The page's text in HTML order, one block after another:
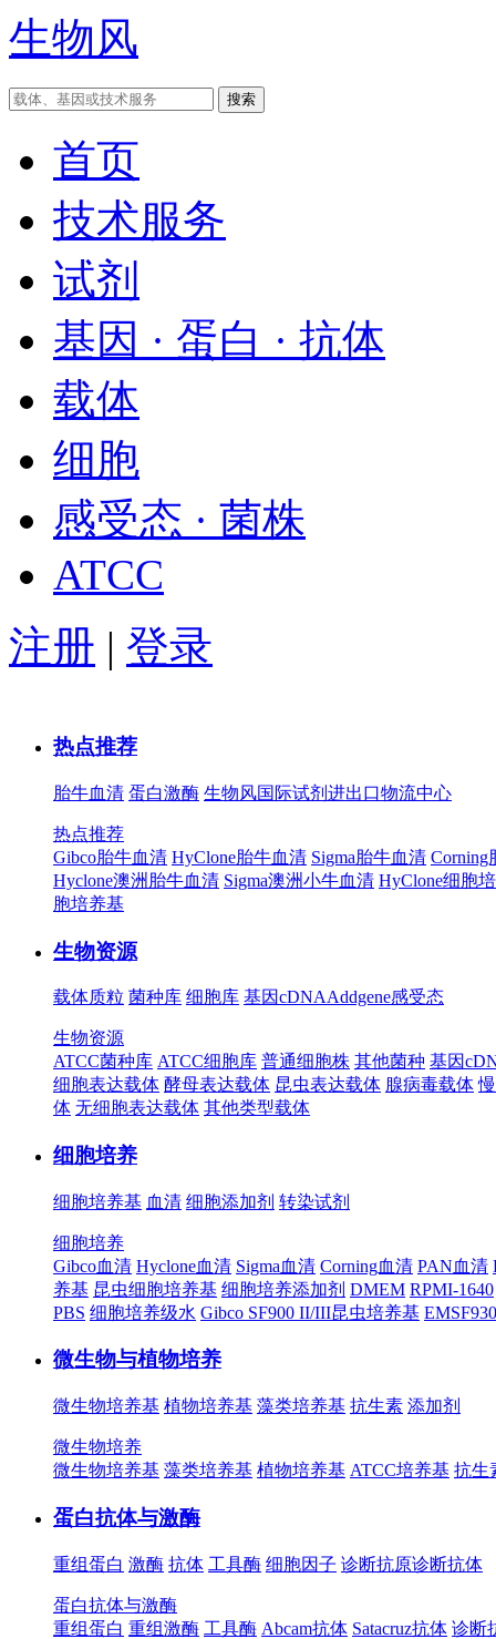
生物风
首页
技术服务
试剂
基因 · 蛋白 · 抗体
载体
细胞
感受态 · 菌株
ATCC
注册 | 登录
热点推荐
胎牛血清 蛋白激酶 生物风国际试剂进出口物流中心
热点推荐
Gibco胎牛血清 HyClone胎牛血清 Sigma胎牛血清 Corning
Hyclone澳洲胎牛血清 Sigma澳洲小牛血清 HyClone细胞
胞培养基
生物资源
载体质粒 菌种库 细胞库 基因cDNAAddgene感受态
生物资源
ATCC菌种库 ATCC细胞库 普通细胞株 其他菌种 基因
细胞表达载体 酵母表达载体 昆虫表达载体 腺病毒载体
体 无细胞表达载体 其他类型载体
细胞培养
细胞培养基 血清 细胞添加剂 转染试剂
细胞培养
Gibco血清 Hyclone血清 Sigma血清 Corning血清 PAN血清
养基 昆虫细胞培养基 细胞培养添加剂 DMEM RPMI-1640
PBS 细胞培养级水 Gibco SF900 II/III昆虫培养基
微生物与植物培养
微生物培养基 植物培养基 藻类培养基 抗生素 添加剂
微生物培养
微生物培养基 藻类培养基 植物培养基 ATCC培养基 抗生
蛋白抗体与激酶
重组蛋白 激酶 抗体 工具酶 细胞因子 诊断抗原诊断抗体
蛋白抗体与激酶
重组蛋白 重组激酶 工具酶 Abcam抗体 Satacruz抗体 诊断